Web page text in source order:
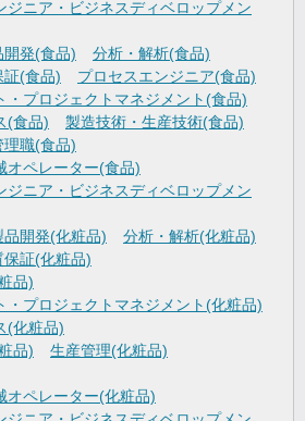
ジニア・ビジネスディベロップメン
開発(食品)
分析・解析(食品)
証(食品)
プロセスエンジニア(食品)
・プロジェクトマネジメント(食品)
(食品)
製造技術・生産技術(食品)
理職(食品)
オペレーター(食品)
ジニア・ビジネスディベロップメン
品開発(化粧品)
分析・解析(化粧品)
保証(化粧品)
品)
・プロジェクトマネジメント(化粧品)
(化粧品)
品)
生産管理(化粧品)
オペレーター(化粧品)